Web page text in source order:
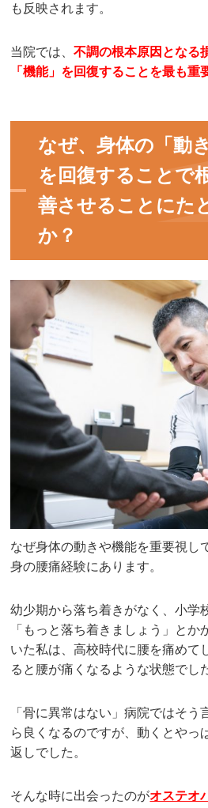
も反映されます。
当院では、不調の根本原因となる
「機能」を回復することを最も重
なぜ、身体の「動
を回復することで
善させることにた
か？
なぜ身体の動きや機能を重要視し
身の腰痛経験にあります。
幼少期から落ち着きがなく、小学
「もっと落ち着きましょう」とか
いた私は、高校時代に腰を痛めて
ると腰が痛くなるような状態でし
「骨に異常はない」病院ではそう
ら良くなるのですが、動くとやっ
返しでした。
そんな時に出会ったのがオステオ